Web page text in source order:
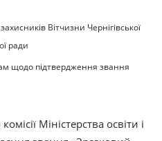
Вітчизни Чернігівської
ради
щодо підтвердження звання
Міністерства освіти і